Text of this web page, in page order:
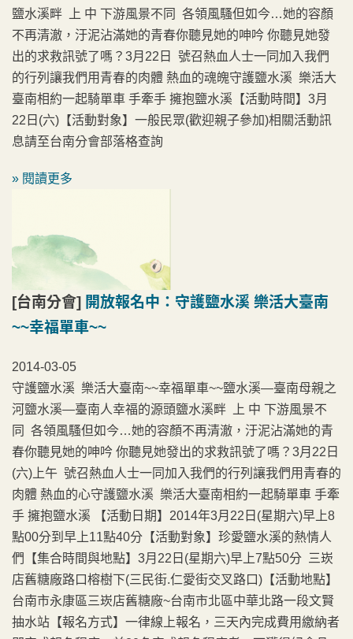
鹽水溪畔 上 中 下游風景不同 各領風騷但如今…她的容顏
不再清澈，汙泥沾滿她的青春你聽見她的呻吟 你聽見她發
出的求救訊號了嗎？3月22日 號召熱血人士一同加入我們
的行列讓我們用青春的肉體 熱血的魂魄守護鹽水溪 樂活大
臺南相約一起騎單車 手牽手 擁抱鹽水溪【活動時間】3月
22日(六)【活動對象】一般民眾(歡迎親子參加)相關活動訊
息請至台南分會部落格查詢
» 閱讀更多
[台南分會] 開放報名中：守護鹽水溪 樂活大臺南
~~幸福單車~~
2014-03-05
守護鹽水溪 樂活大臺南~~幸福單車~~鹽水溪—臺南母親之
河鹽水溪—臺南人幸福的源頭鹽水溪畔 上 中 下游風景不
同 各領風騷但如今…她的容顏不再清澈，汙泥沾滿她的青
春你聽見她的呻吟 你聽見她發出的求救訊號了嗎？3月22日
(六)上午 號召熱血人士一同加入我們的行列讓我們用青春的
肉體 熱血的心守護鹽水溪 樂活大臺南相約一起騎單車 手牽
手 擁抱鹽水溪 【活動日期】2014年3月22日(星期六)早上8
點00分到早上11點40分【活動對象】珍愛鹽水溪的熱情人
們【集合時間與地點】3月22日(星期六)早上7點50分 三崁
店舊糖廠路口榕樹下(三民街.仁愛街交叉路口)【活動地點】
台南市永康區三崁店舊糖廠~台南市北區中華北路一段文賢
抽水站【報名方式】一律線上報名，三天內完成費用繳納者